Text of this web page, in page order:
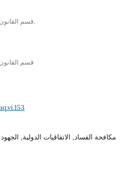
قسم القانون الدولي، كلية القانون، جامعة بني وليد، ليبيا.
قسم القانون
مكافحة الفساد, الاتفاقيات الدولية, الجهود